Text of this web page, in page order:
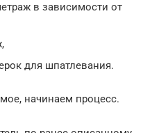
в зависимости от
для шпатлевания.
начинаем процесс.